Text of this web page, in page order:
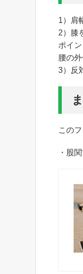
1）肩
2）膝
ポイ
腰の
3）反
この
・股